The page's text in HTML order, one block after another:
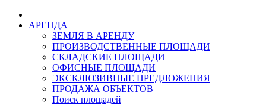
АРЕНДА
ЗЕМЛЯ В АРЕНДУ
ПРОИЗВОДСТВЕННЫЕ ПЛОЩАДИ
СКЛАДСКИЕ ПЛОЩАДИ
ОФИСНЫЕ ПЛОЩАДИ
ЭКСКЛЮЗИВНЫЕ ПРЕДЛОЖЕНИЯ
ПРОДАЖА ОБЪЕКТОВ
Поиск площадей